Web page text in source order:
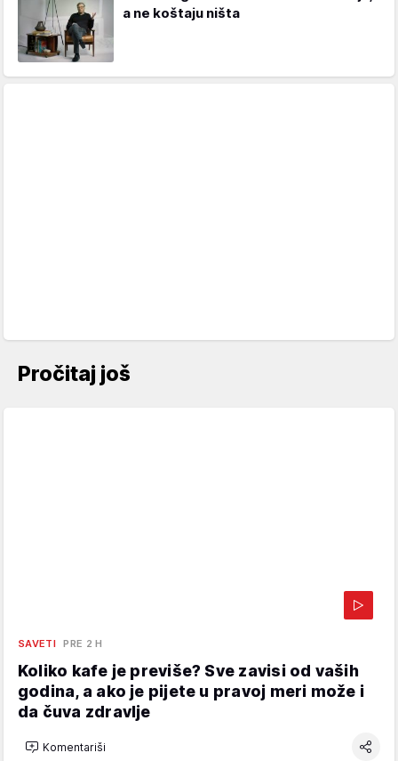
a ne koštaju ništa
Pročitaj još
SAVETI PRE 2 H
Koliko kafe je previše? Sve zavisi od vaših
godina, a ako je pijete u pravoj meri može i
da čuva zdravlje
Komentariši